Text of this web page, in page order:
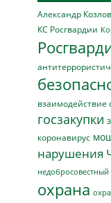
Александр Козлов
КС Росгвардии
взаимодействие
госзакупки
коронавирус
нарушения
охрана